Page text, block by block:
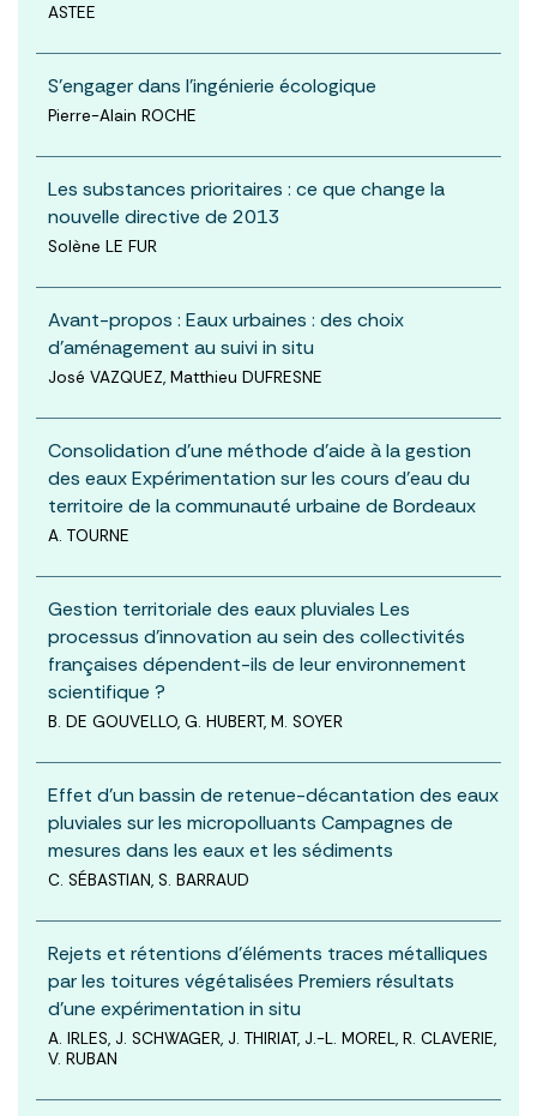
ASTEE
S’engager dans l’ingénierie écologique
Pierre-Alain ROCHE
Les substances prioritaires : ce que change la
nouvelle directive de 2013
Solène LE FUR
Avant-propos : Eaux urbaines : des choix
d’aménagement au suivi in situ
José VAZQUEZ, Matthieu DUFRESNE
Consolidation d’une méthode d’aide à la gestion
des eaux Expérimentation sur les cours d’eau du
territoire de la communauté urbaine de Bordeaux
A. TOURNE
Gestion territoriale des eaux pluviales Les
processus d’innovation au sein des collectivités
françaises dépendent-ils de leur environnement
scientifique ?
B. DE GOUVELLO, G. HUBERT, M. SOYER
Effet d’un bassin de retenue-décantation des eaux
pluviales sur les micropolluants Campagnes de
mesures dans les eaux et les sédiments
C. SÉBASTIAN, S. BARRAUD
Rejets et rétentions d’éléments traces métalliques
par les toitures végétalisées Premiers résultats
d’une expérimentation in situ
A. IRLES, J. SCHWAGER, J. THIRIAT, J.-L. MOREL, R. CLAVERIE,
V. RUBAN